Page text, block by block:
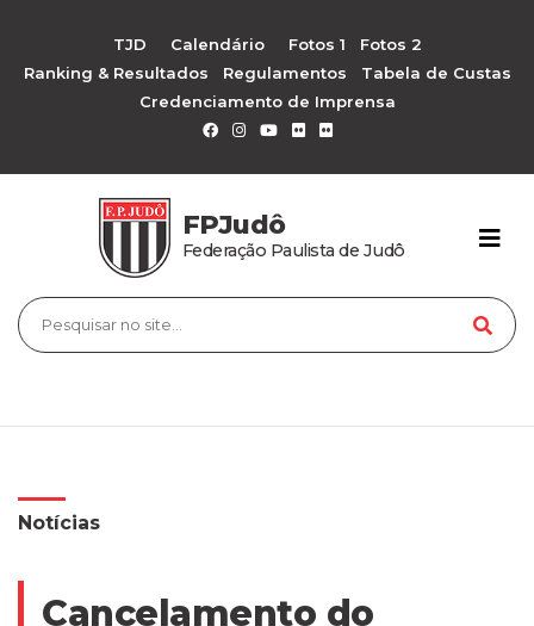
TJD Calendário Fotos 1
Fotos 2
Ranking & Resultados
Regulamentos
Tabela de Custas
Credenciamento de Imprensa
FPJudô
Federação Paulista de Judô
Notícias
Cancelamento do